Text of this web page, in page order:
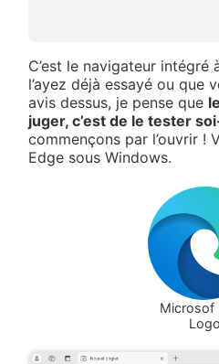
C’est le navigateur intégré
l’ayez déjà essayé ou que
avis dessus, je pense que
juger, c’est de le tester
commençons par l’ouvrir !
Edge sous Windows.
Microsof
Logo